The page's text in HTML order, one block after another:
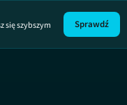
się szybszym
Sprawdź